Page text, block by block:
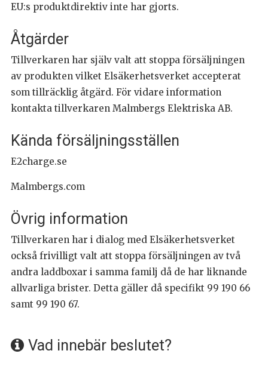
EU:s produktdirektiv inte har gjorts.
Åtgärder
Tillverkaren har själv valt att stoppa försäljningen
av produkten vilket Elsäkerhetsverket accepterat
som tillräcklig åtgärd. För vidare information
kontakta tillverkaren Malmbergs Elektriska AB.
Kända försäljningsställen
E2charge.se
Malmbergs.com
Övrig information
Tillverkaren har i dialog med Elsäkerhetsverket
också frivilligt valt att stoppa försäljningen av två
andra laddboxar i samma familj då de har liknande
allvarliga brister. Detta gäller då specifikt 99 190 66
samt 99 190 67.
Vad innebär beslutet?